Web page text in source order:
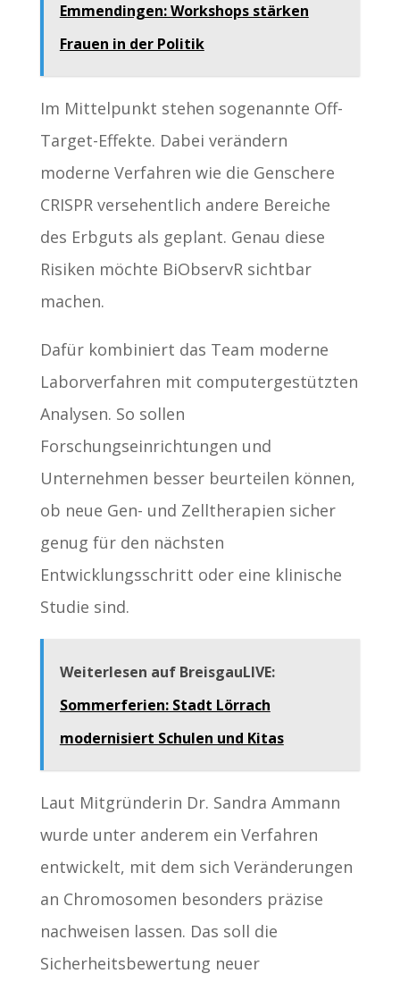
Emmendingen: Workshops stärken
Frauen in der Politik
Im Mittelpunkt stehen sogenannte Off-
Target-Effekte. Dabei verändern
moderne Verfahren wie die Genschere
CRISPR versehentlich andere Bereiche
des Erbguts als geplant. Genau diese
Risiken möchte BiObservR sichtbar
machen.
Dafür kombiniert das Team moderne
Laborverfahren mit computergestützten
Analysen. So sollen
Forschungseinrichtungen und
Unternehmen besser beurteilen können,
ob neue Gen- und Zelltherapien sicher
genug für den nächsten
Entwicklungsschritt oder eine klinische
Studie sind.
Weiterlesen auf BreisgauLIVE:
Sommerferien: Stadt Lörrach
modernisiert Schulen und Kitas
Laut Mitgründerin Dr. Sandra Ammann
wurde unter anderem ein Verfahren
entwickelt, mit dem sich Veränderungen
an Chromosomen besonders präzise
nachweisen lassen. Das soll die
Sicherheitsbewertung neuer